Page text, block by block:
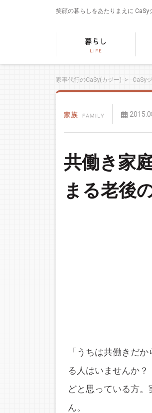
笑顔の暮らしをあたりまえに CaSy
家事代行のCaSy(カジー) > CaSy
共働き家
まる老後
「うちは共働きだ
る人はいませんか
どと思っている方
ん。